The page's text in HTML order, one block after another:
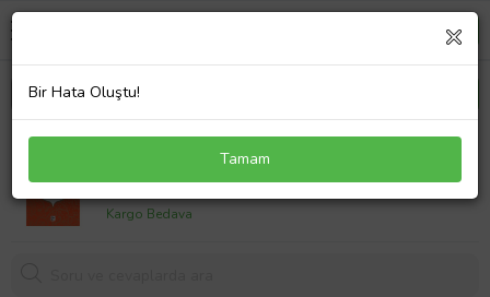
417,00 TL
Kargo Bedava
Bir Hata Oluştu!
Tamam